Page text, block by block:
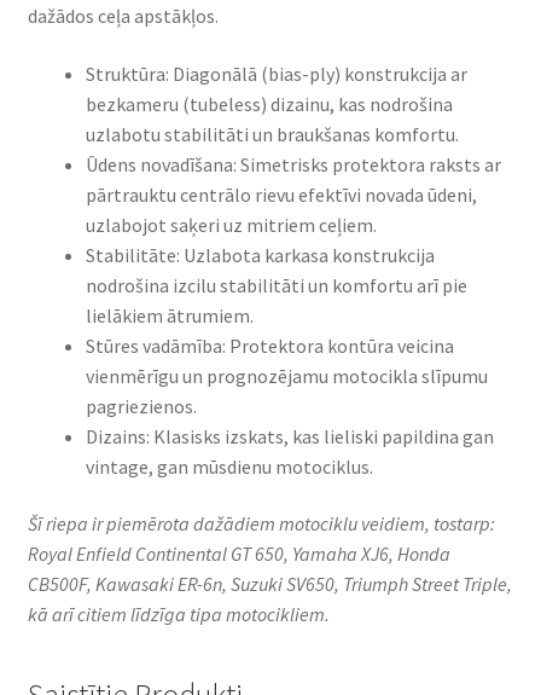
dažādos ceļa apstākļos.​
Struktūra: Diagonālā (bias-ply) konstrukcija ar
bezkameru (tubeless) dizainu, kas nodrošina
uzlabotu stabilitāti un braukšanas komfortu.​
Ūdens novadīšana: Simetrisks protektora raksts ar
pārtrauktu centrālo rievu efektīvi novada ūdeni,
uzlabojot saķeri uz mitriem ceļiem.​
Stabilitāte: Uzlabota karkasa konstrukcija
nodrošina izcilu stabilitāti un komfortu arī pie
lielākiem ātrumiem.​
Stūres vadāmība: Protektora kontūra veicina
vienmērīgu un prognozējamu motocikla slīpumu
pagriezienos.​
Dizains: Klasisks izskats, kas lieliski papildina gan
vintage, gan mūsdienu motociklus.​
Šī riepa ir piemērota dažādiem motociklu veidiem, tostarp:
Royal Enfield Continental GT 650, Yamaha XJ6, Honda
CB500F, Kawasaki ER-6n, Suzuki SV650, Triumph Street Triple,
kā arī citiem līdzīga tipa motocikliem.